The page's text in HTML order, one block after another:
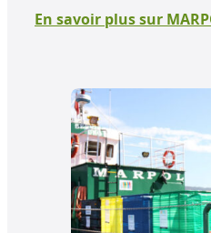
En savoir plus sur